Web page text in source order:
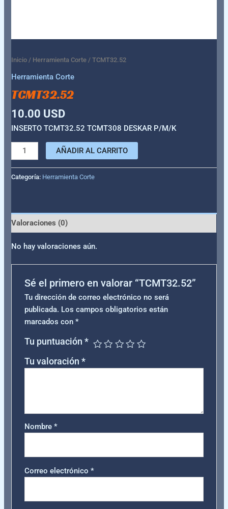
Inicio / Herramienta Corte / TCMT32.52
Herramienta Corte
TCMT32.52
10.00 USD
INSERTO TCMT32.52 TCMT308 DESKAR P/M/K
AÑADIR AL CARRITO
Categoría: Herramienta Corte
Valoraciones (0)
No hay valoraciones aún.
Sé el primero en valorar “TCMT32.52”
Tu dirección de correo electrónico no será
publicada. Los campos obligatorios están
marcados con *
Tu puntuación *
Tu valoración *
Nombre *
Correo electrónico *